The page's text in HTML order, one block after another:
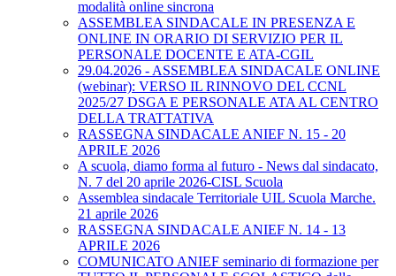
modalità online sincrona
ASSEMBLEA SINDACALE IN PRESENZA E
ONLINE IN ORARIO DI SERVIZIO PER IL
PERSONALE DOCENTE E ATA-CGIL
29.04.2026 - ASSEMBLEA SINDACALE ONLINE
(webinar): VERSO IL RINNOVO DEL CCNL
2025/27 DSGA E PERSONALE ATA AL CENTRO
DELLA TRATTATIVA
RASSEGNA SINDACALE ANIEF N. 15 - 20
APRILE 2026
A scuola, diamo forma al futuro - News dal sindacato,
N. 7 del 20 aprile 2026-CISL Scuola
Assemblea sindacale Territoriale UIL Scuola Marche.
21 aprile 2026
RASSEGNA SINDACALE ANIEF N. 14 - 13
APRILE 2026
COMUNICATO ANIEF seminario di formazione per